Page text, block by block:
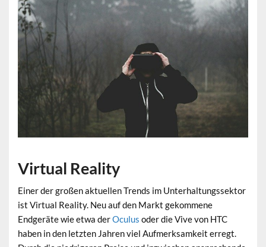
Virtual Reality
Einer der großen aktuellen Trends im Unterhaltungssektor
ist Virtual Reality. Neu auf den Markt gekommene
Endgeräte wie etwa derOculus oder die Vive von HTC
haben in den letzten Jahren viel Aufmerksamkeit erregt.